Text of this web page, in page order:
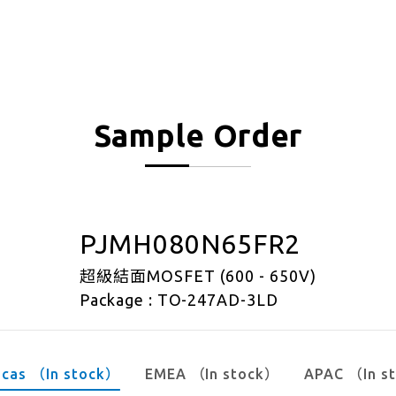
Sample Order
PJMH080N65FR2
超級結面MOSFET (600 - 650V)
Package : TO-247AD-3LD
（In stock） EMEA （In stock） APAC （In